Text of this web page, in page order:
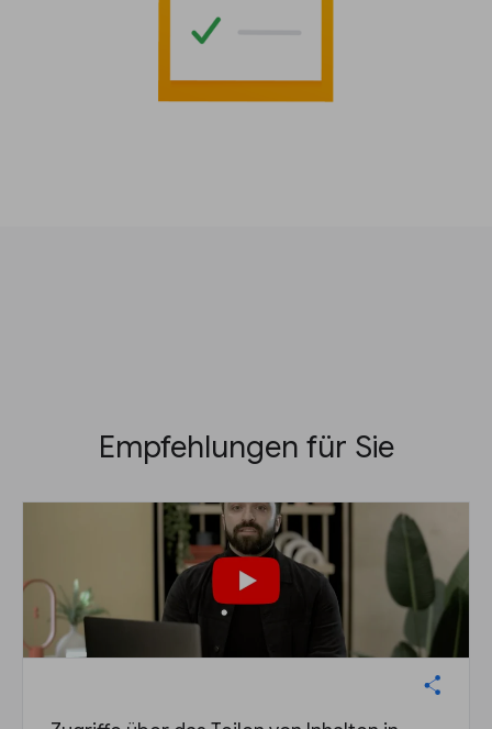
Empfehlungen für Sie